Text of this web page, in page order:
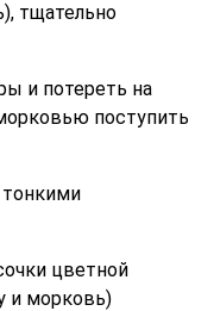
тщательно
и потереть на
поступить
тонкими
цветной
и морковь)